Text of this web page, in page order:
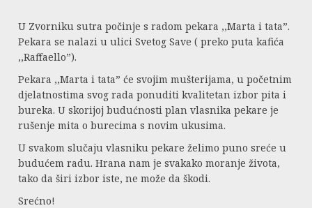
U Zvorniku sutra počinje s radom pekara ,,Marta i tata”.
Pekara se nalazi u ulici Svetog Save ( preko puta kafića
,,Raffaello”).
Pekara ,,Marta i tata” će svojim mušterijama, u početnim
djelatnostima svog rada ponuditi kvalitetan izbor pita i
bureka. U skorijoj budućnosti plan vlasnika pekare je
rušenje mita o burecima s novim ukusima.
U svakom slučaju vlasniku pekare želimo puno sreće u
budućem radu. Hrana nam je svakako moranje života,
tako da širi izbor iste, ne može da škodi.
Srećno!